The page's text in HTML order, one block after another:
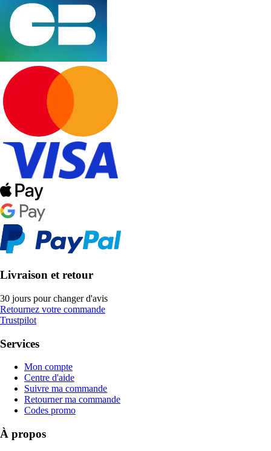
Livraison et retour
30 jours pour changer d'avis
Retournez votre commande
Trustpilot
Services
Mon compte
Centre d'aide
Suivre ma commande
Retourner ma commande
Codes promo
À propos